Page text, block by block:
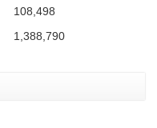
108,498
1,388,790